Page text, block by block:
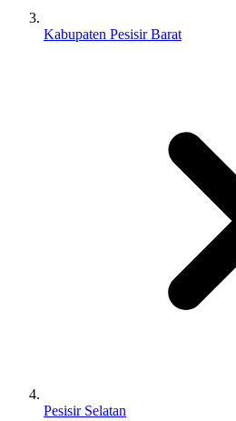
Kabupaten Pesisir Barat
Pesisir Selatan